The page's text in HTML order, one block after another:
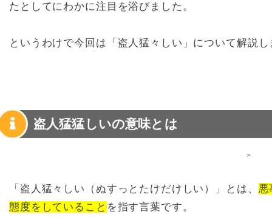
たとしてにわかに注目を浴びました。
というわけで今回は「盗人猛々しい」について解説し
盗人猛猛しいの意味とは
>
「盗人猛々しい（ぬすっとたけだけしい）」とは、 悪
態度をしていること を指す言葉です。